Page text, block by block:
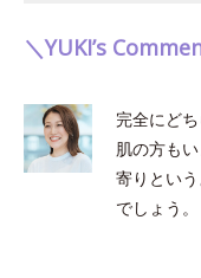
＼YUKI’s
完全にど
肌の方も
寄りとい
でしょう。